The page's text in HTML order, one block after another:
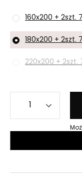
160x200 + 2szt.
180x200 + 2szt.
220x200 + 2szt.